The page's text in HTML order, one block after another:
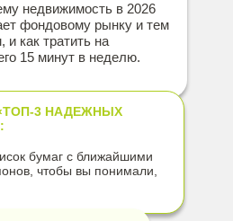
3 НАДЕЖНЫХ
недвижимость в 2026
фондовому рынку и тем
и как тратить на
15 минут в неделю.
бумаг с ближайшими
чтобы вы понимали,